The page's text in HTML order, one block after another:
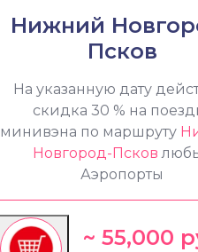
Нижний
Псков
На указанную дату
скидка 30 % на
минивэна по маршруту
Новгород-Псков
Аэропорты
~ 55,000